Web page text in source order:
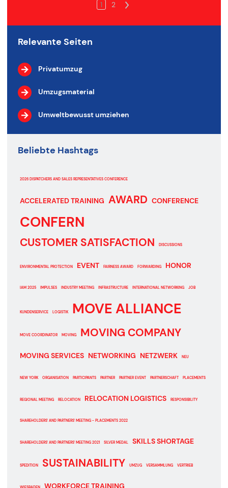
1 2 >
Relevante Seiten
Privatumzug
Umzugsmaterial
Umweltbewusst umziehen
Beliebte Hashtags
2026 DISPATCHERS AND SALES REPRESENTATIVES CONFERENCE
ACCELERATED TRAINING AWARD CONFERENCE
CONFERN
CUSTOMER SATISFACTION DISCUSSIONS
ENVIRONMENTAL PROTECTION EVENT FAIRNESS AWARD FORWARDING HONOR
IAM 2025 IMPULSES INDUSTRY MEETING INFRASTRUCTURE INTERNATIONAL NETWORKING JOB
KUNDENSERVICE LOGISTIK MOVE ALLIANCE
MOVE COORDINATOR MOVING MOVING COMPANY
MOVING SERVICES NETWORKING NETZWERK NEU
NEW YORK ORGANISATION PARTICIPANTS PARTNER PARTNER EVENT PARTNERSCHAFT PLACEMENTS
REGIONAL MEETING RELOCATION RELOCATION LOGISTICS RESPONSIBILITY
SHAREHOLDERS' AND PARTNERS' MEETING - PLACEMENTS 2022
SHAREHOLDERS' AND PARTNERS' MEETING 2021 SILVER MEDAL SKILLS SHORTAGE
SPEDITION SUSTAINABILITY UMZUG VERSAMMLUNG VERTRIEB
WORKFORCE TRAINING